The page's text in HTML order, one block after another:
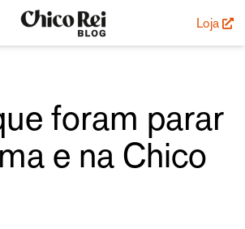
Loja
foram parar
e na Chico